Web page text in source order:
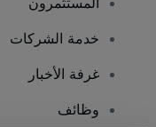
خدمة الشركات
غرفة الأخبار
وظائف